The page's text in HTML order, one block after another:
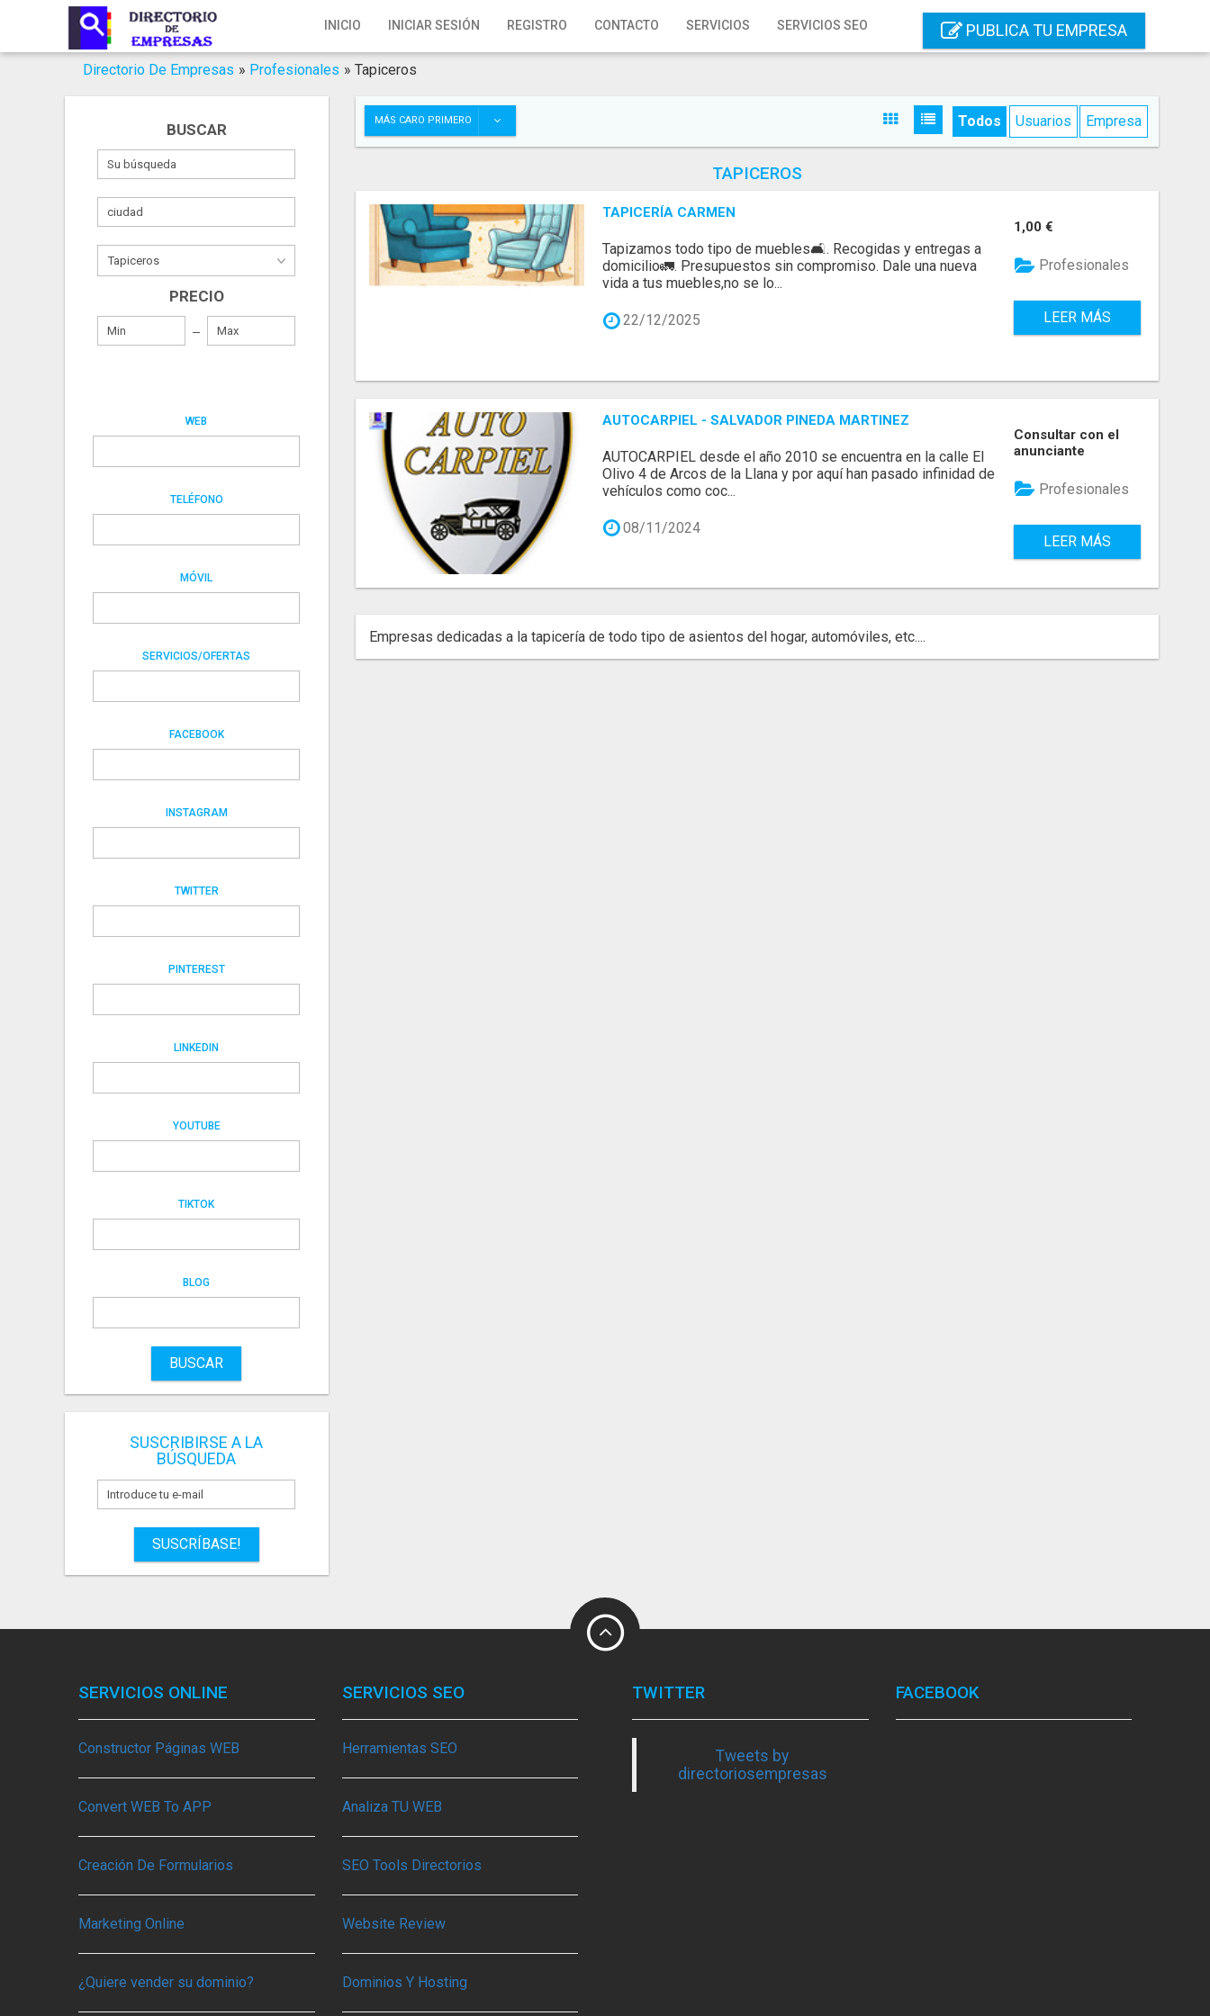
INICIO INICIAR SESIÓN REGISTRO CONTACTO SERVICIOS SERVICIOS SEO PUBLICA TU EMPRESA
Inicio
Iniciar Sesión
Servicios SEO
Publica Tu Empresa
Directorio De Empresas » Profesionales » Tapiceros
BUSCAR
PRECIO
WEB
TELÉFONO
MÓVIL
SERVICIOS/OFERTAS
FACEBOOK
INSTAGRAM
TWITTER
PINTEREST
LINKEDIN
YOUTUBE
TIKTOK
BLOG
BUSCAR
SUSCRIBIRSE A LA
BÚSQUEDA
SUSCRÍBASE!
MÁS CARO PRIMERO Todos Usuarios Empresa
TAPICEROS
TAPICERÍA CARMEN
Tapizamos todo tipo de muebles🛋️. Recogidas y entregas a
domicilio🚛. Presupuestos sin compromiso. Dale una nueva
vida a tus muebles,no se lo...
22/12/2025
1,00 €
Profesionales
LEER MÁS
AUTOCARPIEL - SALVADOR PINEDA MARTINEZ
AUTOCARPIEL desde el año 2010 se encuentra en la calle El
Olivo 4 de Arcos de la Llana y por aquí han pasado infinidad de
vehículos como coc...
08/11/2024
Consultar con el
anunciante
Profesionales
LEER MÁS
Empresas dedicadas a la tapicería de todo tipo de asientos del hogar, automóviles, etc....
SERVICIOS ONLINE
Constructor Páginas WEB
Convert WEB To APP
Creación De Formularios
Marketing Online
¿Quiere vender su dominio?
SERVICIOS SEO
Herramientas SEO
Analiza TU WEB
SEO Tools Directorios
Website Review
Dominios Y Hosting
TWITTER
Tweets by
directoriosempresas
FACEBOOK